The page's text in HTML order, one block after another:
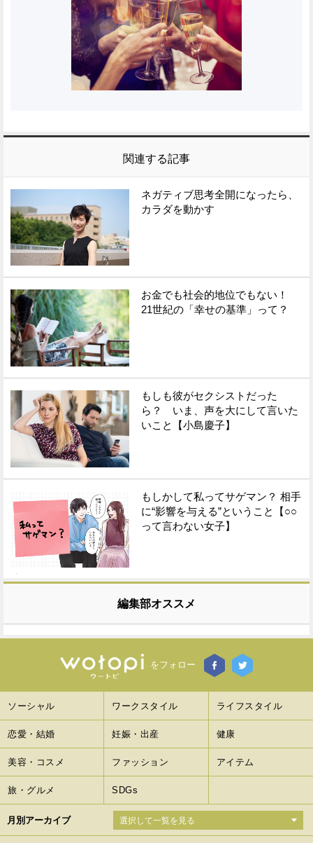
関連する記事
ネガティブ思考全開になったら、
カラダを動かす
お金でも社会的地位でもない！
21世紀の「幸せの基準」って？
もしも彼がセクシストだった
ら？ いま、声を大にして言いた
いこと【小島慶子】
もしかして私ってサゲマン？ 相手
に“影響を与える”ということ【○○
って言わない女子】
編集部オススメ
をフォロー
ソーシャル ワークスタイル ライフスタイル
恋愛・結婚 妊娠・出産 健康
美容・コスメ ファッション アイテム
旅・グルメ SDGs
月別アーカイブ